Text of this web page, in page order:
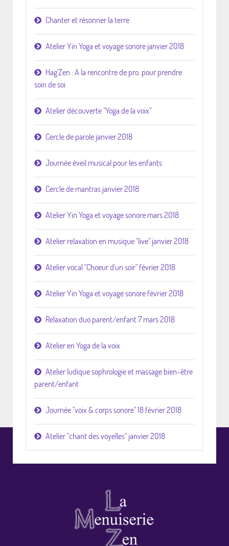
Chanter et résonner la terre
Atelier Yin Yoga et voyage sonore janvier 2018
Hag'Zen : A la rencontre de pro. pour prendre
soin de soi
Atelier découverte "Yoga de la voix"
Cercle de parole janvier 2018
Journée éveil musical pour les enfants
Cercle de mantras janvier 2018
Atelier Yin Yoga et voyage sonore mars 2018
Atelier relaxation en musique "live" janvier 2018
Atelier vocal "Choeur d'un soir" février 2018
Atelier Yin Yoga et voyage sonore février 2018
Relaxation duo parent/enfant 7 mars 2018
Atelier en Yoga de la voix
Atelier ludique sophrologie et massage bien-être
parent/enfant
Journée "voix & corps sonore" 18 février 2018
Atelier "chant des voyelles" janvier 2018